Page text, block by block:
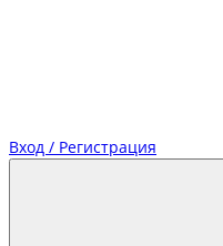
Вход / Регистрация